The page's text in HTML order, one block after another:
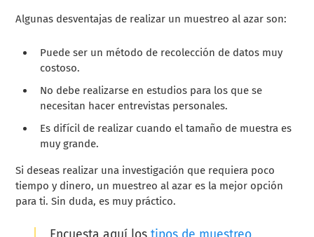
Algunas desventajas de realizar un muestreo al azar son:
Puede ser un método de recolección de datos muy
costoso.
No debe realizarse en estudios para los que se
necesitan hacer entrevistas personales.
Es difícil de realizar cuando el tamaño de muestra es
muy grande.
Si deseas realizar una investigación que requiera poco
tiempo y dinero, un muestreo al azar es la mejor opción
para ti. Sin duda, es muy práctico.